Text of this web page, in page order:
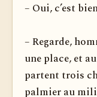
– Oui, c’est
– Regarde,
une place, et
partent trois
palmier au